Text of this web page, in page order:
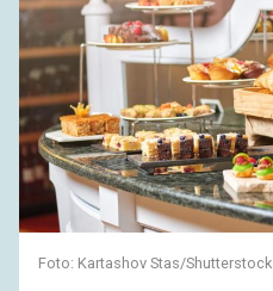
Foto: Kartashov Stas/Shutterstock